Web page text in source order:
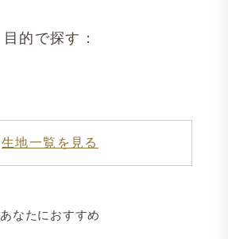
目的で探す：
生地一覧を見る
あなたにおすすめ